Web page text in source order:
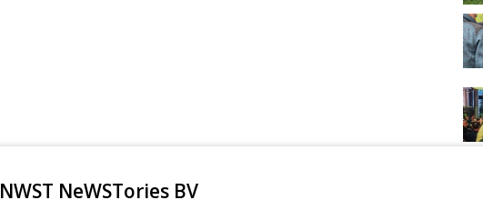
NWST NeWSTories BV